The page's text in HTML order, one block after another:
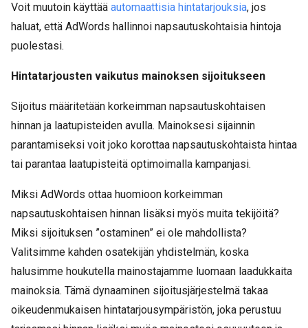
Voit muutoin käyttää automaattisia hintatarjouksia, jos
haluat, että AdWords hallinnoi napsautuskohtaisia hintoja
puolestasi.
Hintatarjousten vaikutus mainoksen sijoitukseen
Sijoitus määritetään korkeimman napsautuskohtaisen
hinnan ja laatupisteiden avulla. Mainoksesi sijainnin
parantamiseksi voit joko korottaa napsautuskohtaista hintaa
tai parantaa laatupisteitä optimoimalla kampanjasi.
Miksi AdWords ottaa huomioon korkeimman
napsautuskohtaisen hinnan lisäksi myös muita tekijöitä?
Miksi sijoituksen ”ostaminen” ei ole mahdollista?
Valitsimme kahden osatekijän yhdistelmän, koska
halusimme houkutella mainostajamme luomaan laadukkaita
mainoksia. Tämä dynaaminen sijoitusjärjestelmä takaa
oikeudenmukaisen hintatarjousympäristön, joka perustuu